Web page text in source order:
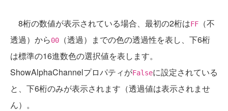
8桁の数値が表示されている場合、最初の2桁はFF
（不
透過）から00
（透過）までの色の透過性を表し、下6桁
は標準の16進数色の選択値を表します。
ShowAlphaChannelプロパティがFalseに設定されている
と、下6桁のみが表示されます（透過値は表示されませ
ん）。